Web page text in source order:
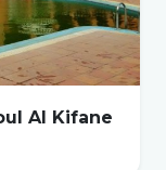
Al Kifane